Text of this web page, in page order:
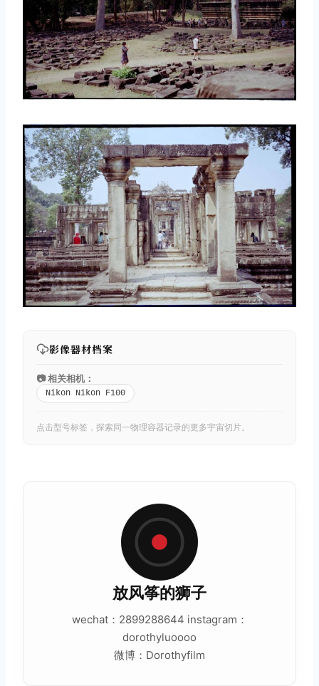
影像器材档案
📷 相关相机：
Nikon Nikon F100
点击型号标签，探索同一物理容器记录的更多宇宙切片。
放风筝的狮子
wechat：2899288644 instagram：
dorothyluoooo
微博：Dorothyfilm